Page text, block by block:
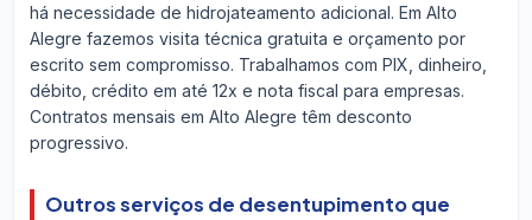
há necessidade de hidrojateamento adicional. Em Alto
Alegre fazemos visita técnica gratuita e orçamento por
escrito sem compromisso. Trabalhamos com PIX, dinheiro,
débito, crédito em até 12x e nota fiscal para empresas.
Contratos mensais em Alto Alegre têm desconto
progressivo.
Outros serviços de desentupimento que